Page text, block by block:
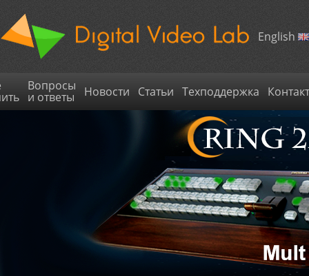
English
Вопросы
и ответы Новости Статьи Техподдержка